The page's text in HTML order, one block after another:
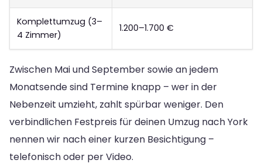
Komplettumzug (3–
4 Zimmer)
1.200–1.700 €
Zwischen Mai und September sowie an jedem
Monatsende sind Termine knapp – wer in der
Nebenzeit umzieht, zahlt spürbar weniger. Den
verbindlichen Festpreis für deinen Umzug nach York
nennen wir nach einer kurzen Besichtigung –
telefonisch oder per Video.